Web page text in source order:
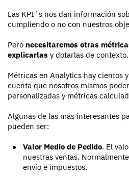
Las KPI´s nos dan información
cumpliendo o no con nuestros
Pero necesitaremos otras
explicarlas y dotarlas de contexto.
Métricas en Analytics hay cientos
cuenta que nosotros mismos
personalizadas y métricas
Algunas de las más interesantes
pueden ser:
Valor Medio de Pedido. El
nuestras ventas.
envío e impuestos.